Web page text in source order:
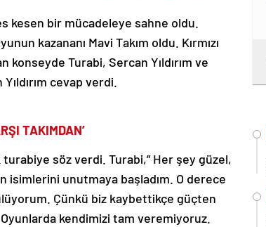
kesen bir mücadeleye sahne oldu.
kazananı Mavi Takım oldu. Kırmızı
konseyde Turabi, Sercan Yıldırım ve
cevap verdi.
TAKIMDAN’
turabiye söz verdi. Turabi,” Her şey güzel,
isimlerini unutmaya başladım. O derece
Çünkü biz kaybettikçe güçten
kendimizi tam veremiyoruz.